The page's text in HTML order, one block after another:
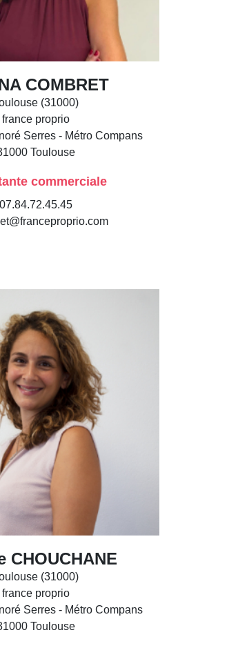
COMBRET
(31000)
france proprio
Serres - Métro Compans
Toulouse
commerciale
07.84.72.45.45
CHOUCHANE
(31000)
france proprio
Serres - Métro Compans
Toulouse